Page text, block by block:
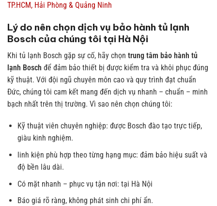
TP.HCM, Hải Phòng & Quảng Ninh
Lý do nên chọn dịch vụ bảo hành tủ lạnh
Bosch của chúng tôi tại Hà Nội
Khi tủ lạnh Bosch gặp sự cố, hãy chọn trung tâm bảo hành tủ
lạnh Bosch để đảm bảo thiết bị được kiểm tra và khôi phục đúng
kỹ thuật. Với đội ngũ chuyên môn cao và quy trình đạt chuẩn
Đức, chúng tôi cam kết mang đến dịch vụ nhanh – chuẩn – minh
bạch nhất trên thị trường. Vì sao nên chọn chúng tôi:
Kỹ thuật viên chuyên nghiệp: được Bosch đào tạo trực tiếp,
giàu kinh nghiệm.
linh kiện phù hợp theo từng hạng mục: đảm bảo hiệu suất và
độ bền lâu dài.
Có mặt nhanh – phục vụ tận nơi: tại Hà Nội
Báo giá rõ ràng, không phát sinh chi phí ẩn.